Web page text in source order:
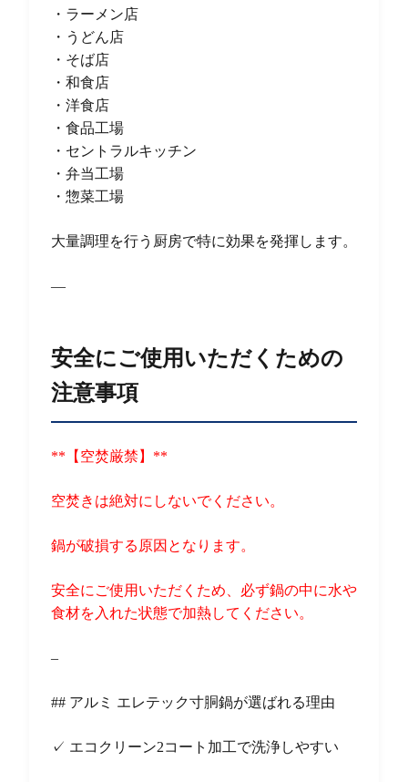
・ラーメン店
・うどん店
・そば店
・和食店
・洋食店
・食品工場
・セントラルキッチン
・弁当工場
・惣菜工場
大量調理を行う厨房で特に効果を発揮します。
—
安全にご使用いただくための
注意事項
**【空焚厳禁】**
空焚きは絶対にしないでください。
鍋が破損する原因となります。
安全にご使用いただくため、必ず鍋の中に水や
食材を入れた状態で加熱してください。
–
## アルミ エレテック寸胴鍋が選ばれる理由
✓ エコクリーン2コート加工で洗浄しやすい